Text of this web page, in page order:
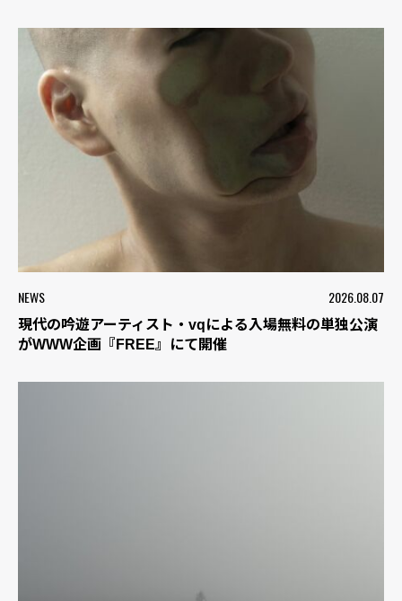
NEWS 2026.08.07
現代の吟遊アーティスト・vqによる入場無料の単独公演
がWWW企画『FREE』にて開催